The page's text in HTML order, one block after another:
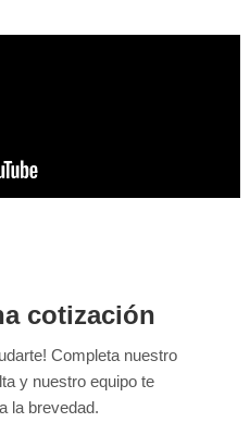
cotización
Completa nuestro
y nuestro equipo te
la brevedad.